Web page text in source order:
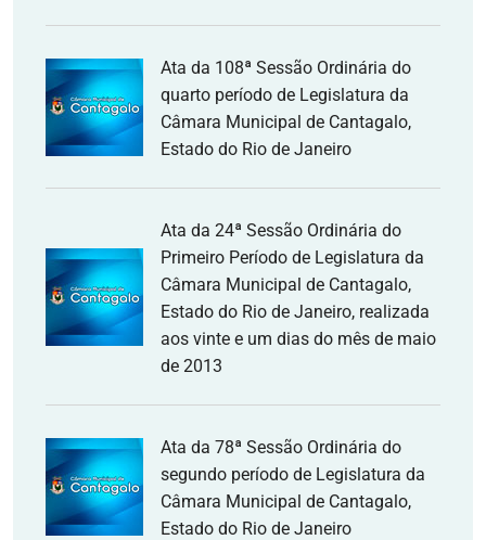
Ata da 108ª Sessão Ordinária do
quarto período de Legislatura da
Câmara Municipal de Cantagalo,
Estado do Rio de Janeiro
Ata da 24ª Sessão Ordinária do
Primeiro Período de Legislatura da
Câmara Municipal de Cantagalo,
Estado do Rio de Janeiro, realizada
aos vinte e um dias do mês de maio
de 2013
Ata da 78ª Sessão Ordinária do
segundo período de Legislatura da
Câmara Municipal de Cantagalo,
Estado do Rio de Janeiro